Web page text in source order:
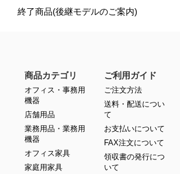
終了商品(後継モデルのご案内)
商品カテゴリ
オフィス・事務用
機器
店舗用品
業務用品・業務用
機器
オフィス家具
家庭用家具
ご利用ガイド
ご注文方法
送料・配送につい
て
お支払いについて
FAX注文について
領収書の発行につ
いて